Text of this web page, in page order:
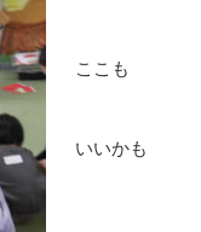
ここも
いいかも